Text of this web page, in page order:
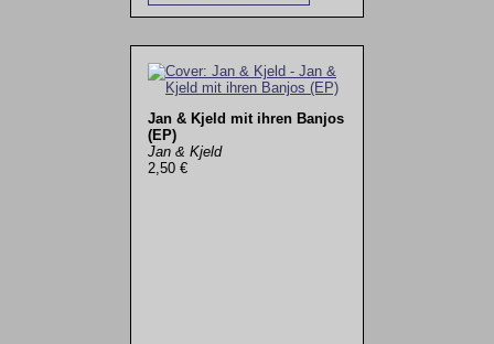
Jan & Kjeld mit ihren Banjos
(EP)
Jan & Kjeld
2,50 €